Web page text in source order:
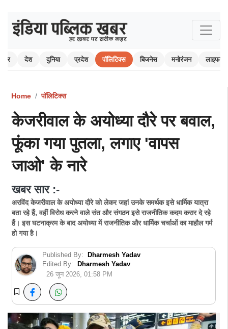
देश दुनिया प्रदेश पॉलिटिक्स बिजनेस मनोरंजन
Home पॉलिटिक्स
केजरीवाल के अयोध्या दौरे पर बवाल,
फूंका गया पुतला, लगाए 'वापस
जाओ' के नारे
खबर सार :-
अरविंद केजरीवाल के अयोध्या दौरे को लेकर जहां उनके समर्थक इसे धार्मिक यात्रा
बता रहे हैं, वहीं विरोध करने वाले संत और संगठन इसे राजनीतिक कदम करार दे रहे
हैं। इस घटनाक्रम के बाद अयोध्या में राजनीतिक और धार्मिक चर्चाओं का माहौल गर्म
हो गया है।
Published By:
Dharmesh Yadav
Edited By:
Dharmesh Yadav
26 जून 2026, 01:58 PM